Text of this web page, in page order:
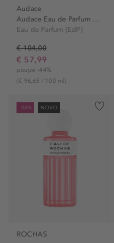
Audace
Audace Eau de Parfum Spray
Eau de Parfum (EdP)
€ 104,00
€ 57,99
poupe -44%
(€ 96,65 / 100 ml)
-33% NOVO
ROCHAS